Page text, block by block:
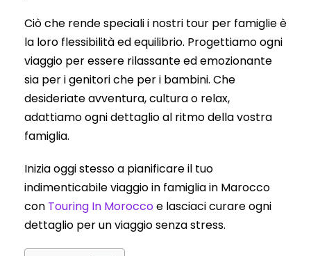
Ciò che rende speciali i nostri tour per famiglie è
la loro flessibilità ed equilibrio. Progettiamo ogni
viaggio per essere rilassante ed emozionante
sia per i genitori che per i bambini. Che
desideriate avventura, cultura o relax,
adattiamo ogni dettaglio al ritmo della vostra
famiglia.
Inizia oggi stesso a pianificare il tuo
indimenticabile viaggio in famiglia in Marocco
con Touring In Moroccoe lasciaci curare ogni
dettaglio per un viaggio senza stress.